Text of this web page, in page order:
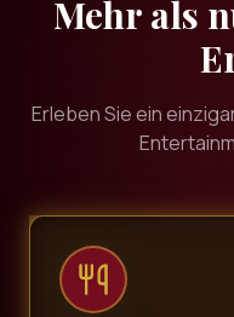
Mehr als
Erleben Sie ein